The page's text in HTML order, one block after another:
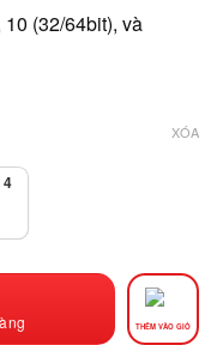
(32/64bit), và
4
XÓA
THÊM VÀO GIỎ